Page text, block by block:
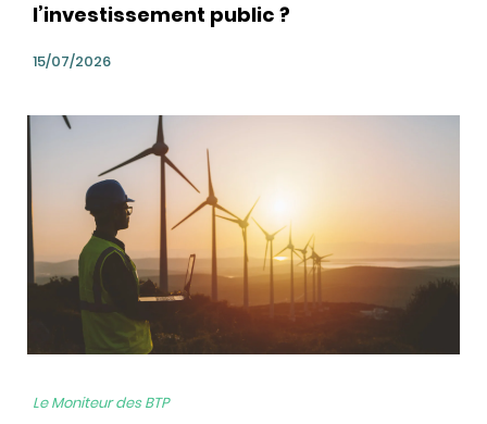
l’investissement public ?
15/07/2026
bg
Le Moniteur des BTP